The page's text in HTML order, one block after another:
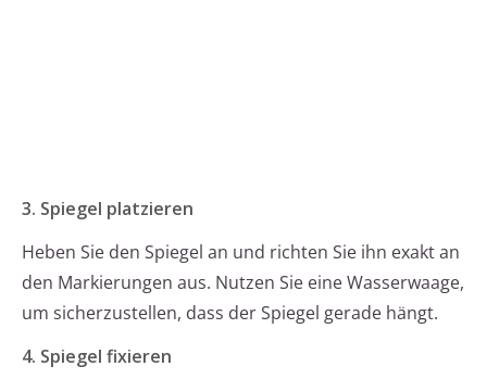
3. Spiegel platzieren
Heben Sie den Spiegel an und richten Sie ihn exakt an
den Markierungen aus. Nutzen Sie eine Wasserwaage,
um sicherzustellen, dass der Spiegel gerade hängt.
4. Spiegel fixieren